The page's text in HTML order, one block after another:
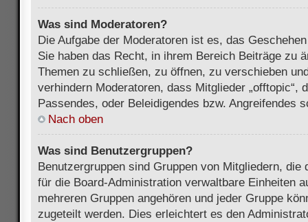
Was sind Moderatoren?
Die Aufgabe der Moderatoren ist es, das
Sie haben das Recht, in ihrem Bereich Beiträge zu
Themen zu schließen, zu öffnen, zu verschieben
verhindern Moderatoren, dass Mitglieder „offtopic“,
Passendes, oder Beleidigendes bzw. Angreifendes
Nach oben
Was sind Benutzergruppen?
Benutzergruppen sind Gruppen von Mitgliedern, die
für die Board-Administration verwaltbare Einheiten
mehreren Gruppen angehören und jeder Gruppe
zugeteilt werden. Dies erleichtert es den